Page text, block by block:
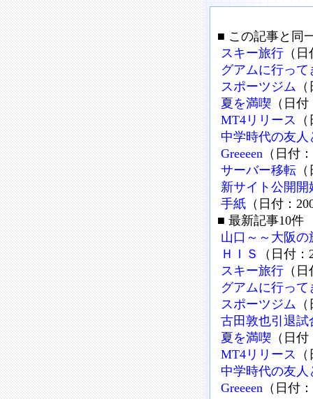
■ この記事と同
スキー旅行 （
グアムに行って
スポーツジム
夏を満喫 （日
MT4リリース
中学時代の友人
Greeeen （日付
サーバー移転
新サイト公開開
手紙 （日付：
■ 最新記事10件
山口～～大阪の
ＨＩＳ
（日付
スキー旅行 （
グアムに行って
スポーツジム
古田敦也引退試
夏を満喫 （日
MT4リリース
中学時代の友人
Greeeen （日付